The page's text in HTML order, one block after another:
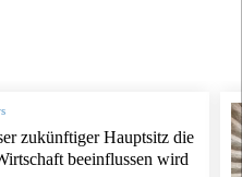
zukünftiger Hauptsitz die
beeinflussen wird